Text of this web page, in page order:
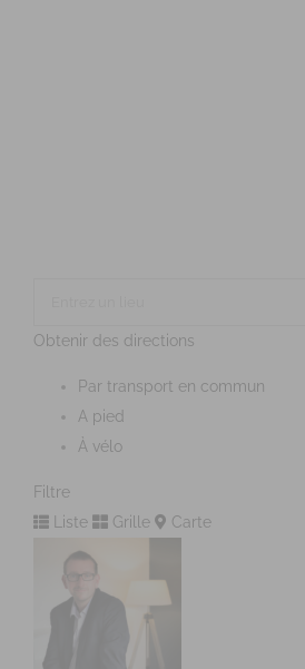
Obtenir des directions
Par transport en commun
A pied
À vélo
Filtre
Liste
Grille Carte